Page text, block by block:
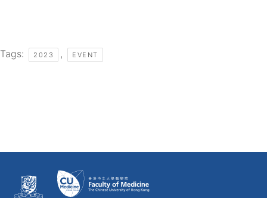
Tags: 2023 , EVENT